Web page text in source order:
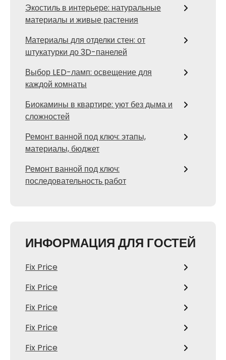
Экостиль в интерьере: натуральные
материалы и живые растения
Материалы для отделки стен: от
штукатурки до 3D-панелей
Выбор LED-ламп: освещение для
каждой комнаты
Биокамины в квартире: уют без дыма и
сложностей
Ремонт ванной под ключ: этапы,
материалы, бюджет
Ремонт ванной под ключ:
последовательность работ
ИНФОРМАЦИЯ ДЛЯ ГОСТЕЙ
Fix Price
Fix Price
Fix Price
Fix Price
Fix Price